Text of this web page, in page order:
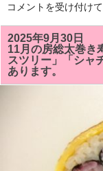
2025
11
月
9
日
（日)
の
「市
コメントを受け付け
2025年9月30日
11月の房総太巻き
スツリー」「シャ
あります。